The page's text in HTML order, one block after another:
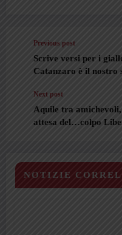
Previous post
Scrive versi per i
Catanzaro è il nostro
Next post
Aquile tra
attesa del…colpo
NOTIZIE